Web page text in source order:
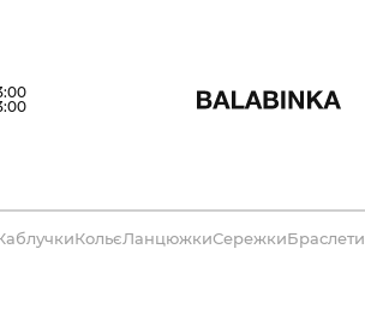
КольєЛанцюжкиСережкиБраслети